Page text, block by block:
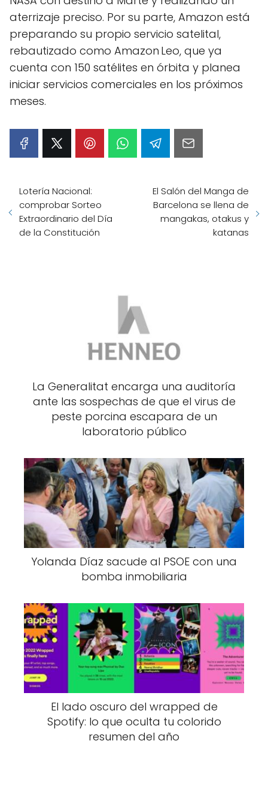
aterrizaje preciso. Por su parte, Amazon está
preparando su propio servicio satelital,
rebautizado como Amazon Leo, que ya
cuenta con 150 satélites en órbita y planea
iniciar servicios comerciales en los próximos
meses.
Lotería Nacional:
comprobar Sorteo
Extraordinario del Día
de la Constitución
El Salón del Manga de
Barcelona se llena de
mangakas, otakus y
katanas
La Generalitat encarga una auditoría
ante las sospechas de que el virus de
peste porcina escapara de un
laboratorio público
Yolanda Díaz sacude al PSOE con una
bomba inmobiliaria
El lado oscuro del wrapped de
Spotify: lo que oculta tu colorido
resumen del año